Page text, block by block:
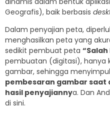
Geografis), baik berbasis
Dalam penyajian peta,
menghasilkan peta yang
sedikit pembuat peta
pembuatan (digitasi), hanya
gambar, sehingga
pembesaran gambar saat
hasil penyajiannya. Dan
di sini.